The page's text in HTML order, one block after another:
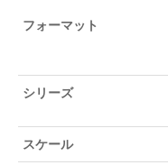
フォーマット
シリーズ
スケール